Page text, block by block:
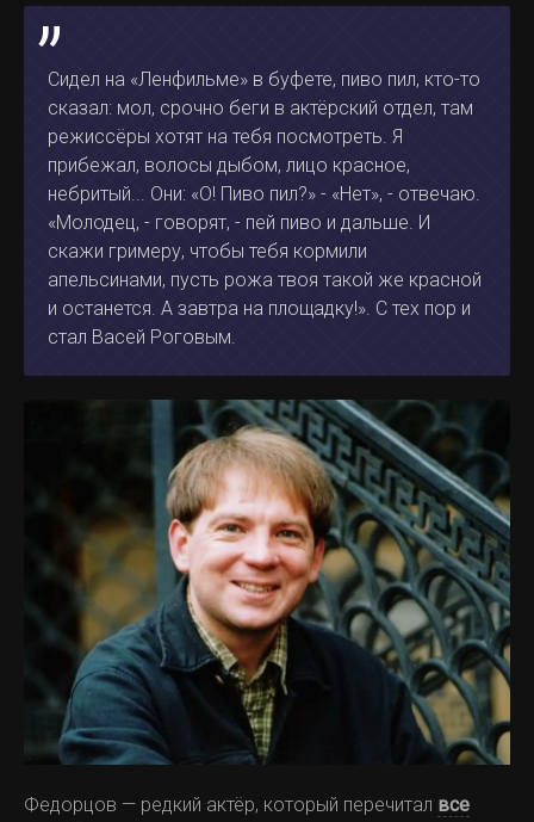
Сидел на «Ленфильме» в буфете, пиво пил, кто-то
сказал: мол, срочно беги в актёрский отдел, там
режиссёры хотят на тебя посмотреть. Я
прибежал, волосы дыбом, лицо красное,
небритый... Они: «О! Пиво пил?» - «Нет», - отвечаю.
«Молодец, - говорят, - пей пиво и дальше. И
скажи гримеру, чтобы тебя кормили
апельсинами, пусть рожа твоя такой же красной
и останется. А завтра на площадку!». С тех пор и
стал Васей Роговым.
Федорцов — редкий актёр, который перечитал все